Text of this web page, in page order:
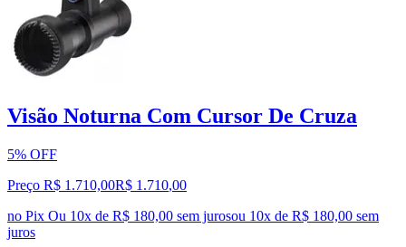
Visão Noturna Com Cursor De Cruza
5% OFF
Preço R$ 1.710,00R$ 1.710,00
no Pix Ou 10x de R$ 180,00 sem jurosou 10x de R$ 180,00 sem
juros